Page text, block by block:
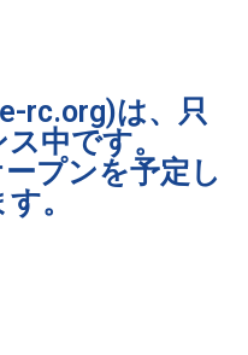
rc.org)は、只
中です。
プンを予定し
。